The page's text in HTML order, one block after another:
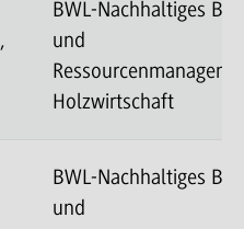
,
BWL-Nachhaltiges
und
Holzwirtschaft
BWL-Nachhaltiges
und